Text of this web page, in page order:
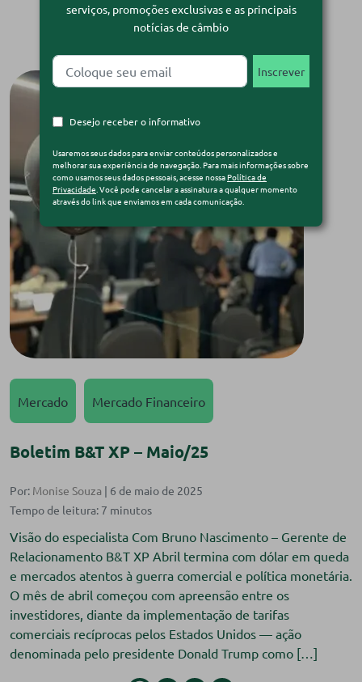
Mercado Mercado Financeiro
Boletim B&T XP – Maio/25
Por: Monise Souza | 6 de maio de 2025
Visão do especialista Com Bruno Nascimento – Gerente de
Relacionamento B&T XP Abril termina com dólar em queda
e mercados atentos à guerra comercial e política monetária.
O mês de abril começou com apreensão entre os
investidores, diante da implementação de tarifas
comerciais recíprocas pelos Estados Unidos — ação
denominada pelo presidente Donald Trump como […]
serviços, promoções exclusivas e as principais
notícias de câmbio
Desejo receber o informativo
Usaremos seus dados para enviar conteúdos personalizados e
melhorar sua experiência de navegação. Para mais informações sobre
como usamos seus dados pessoais, acesse nossaPolítica de
Privacidade. Você pode cancelar a assinatura a qualquer momento
através do link que enviamos em cada comunicação.